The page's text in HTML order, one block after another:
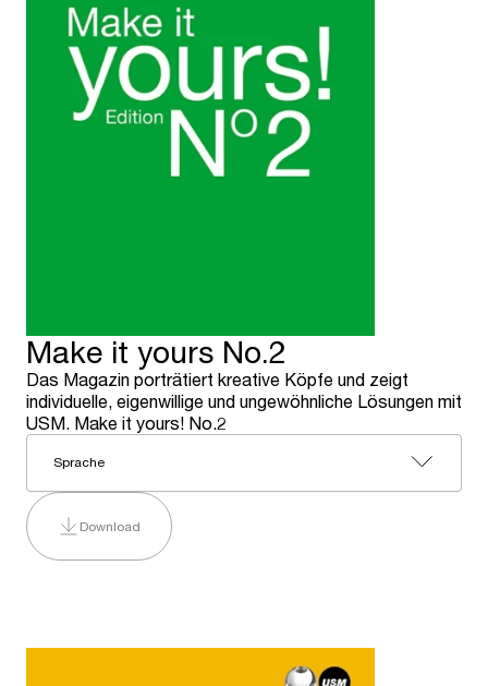
Make it yours No.2
Das Magazin porträtiert kreative Köpfe und zeigt
individuelle, eigenwillige und ungewöhnliche Lösungen mit
USM. Make it yours! No.2
Sprache
Download